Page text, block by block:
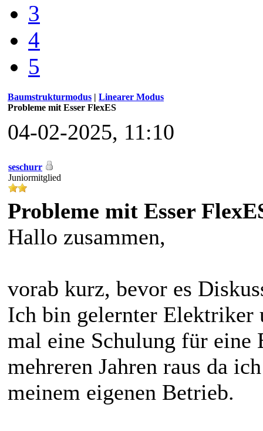
3
4
5
Baumstrukturmodus | Linearer Modus
Probleme mit Esser FlexES
04-02-2025, 11:10
seschurr
Juniormitglied
Probleme mit Esser
Hallo zusammen,
vorab kurz, bevor es
Ich bin gelernter Elektriker
mal eine Schulung für eine
mehreren Jahren raus da
meinem eigenen Betrieb.